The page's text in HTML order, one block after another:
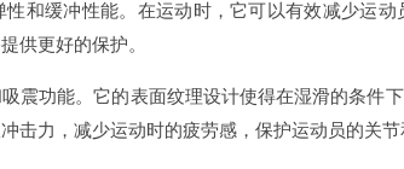
缓冲性能。在运动时，它可以有效减少运动
供更好的保护。
功能。它的表面纹理设计使得在湿滑的条件
击力，减少运动时的疲劳感，保护运动员的关节